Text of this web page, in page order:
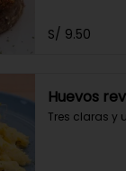
S/ 9.50
Huevos
Tres claras y